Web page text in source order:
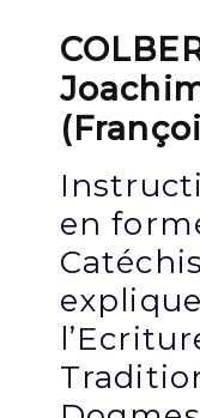
en